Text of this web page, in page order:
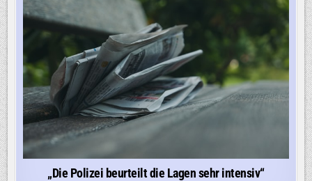
„Die Polizei beurteilt die Lagen sehr intensiv“